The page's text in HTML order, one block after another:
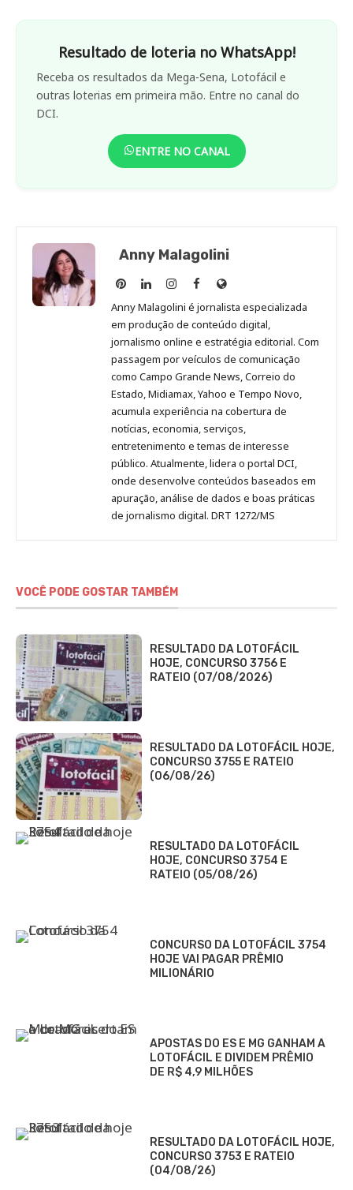
Resultado de loteria no WhatsApp!
Receba os resultados da Mega-Sena, Lotofácil e
outras loterias em primeira mão. Entre no canal do
DCI.
ENTRE NO CANAL
Anny Malagolini
Anny
Malagolini
no
Pinterest
Anny
Malagolini
no
LinkedIn
Anny
Malagolini
no
Instagram
Anny
Malagolini
no
Facebook
Site
de
Anny
Malagolini
Anny Malagolini é jornalista especializada
em produção de conteúdo digital,
jornalismo online e estratégia editorial. Com
passagem por veículos de comunicação
como Campo Grande News, Correio do
Estado, Midiamax, Yahoo e Tempo Novo,
acumula experiência na cobertura de
notícias, economia, serviços,
entretenimento e temas de interesse
público. Atualmente, lidera o portal DCI,
onde desenvolve conteúdos baseados em
apuração, análise de dados e boas práticas
de jornalismo digital. DRT 1272/MS
VOCÊ PODE GOSTAR TAMBÉM
RESULTADO DA LOTOFÁCIL
HOJE, CONCURSO 3756 E
RATEIO (07/08/2026)
RESULTADO DA LOTOFÁCIL HOJE,
CONCURSO 3755 E RATEIO
(06/08/26)
RESULTADO DA LOTOFÁCIL
HOJE, CONCURSO 3754 E
RATEIO (05/08/26)
CONCURSO DA LOTOFÁCIL 3754
HOJE VAI PAGAR PRÊMIO
MILIONÁRIO
APOSTAS DO ES E MG GANHAM A
LOTOFÁCIL E DIVIDEM PRÊMIO
DE R$ 4,9 MILHÕES
RESULTADO DA LOTOFÁCIL HOJE,
CONCURSO 3753 E RATEIO
(04/08/26)